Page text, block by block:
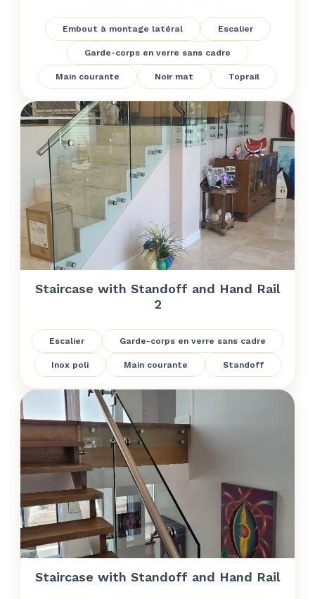
Embout à montage latéral Escalier
Garde-corps en verre sans cadre
Main courante Noir mat Toprail
Staircase with Standoff and Hand Rail
2
Escalier Garde-corps en verre sans cadre
Inox poli Main courante Standoff
Staircase with Standoff and Hand Rail